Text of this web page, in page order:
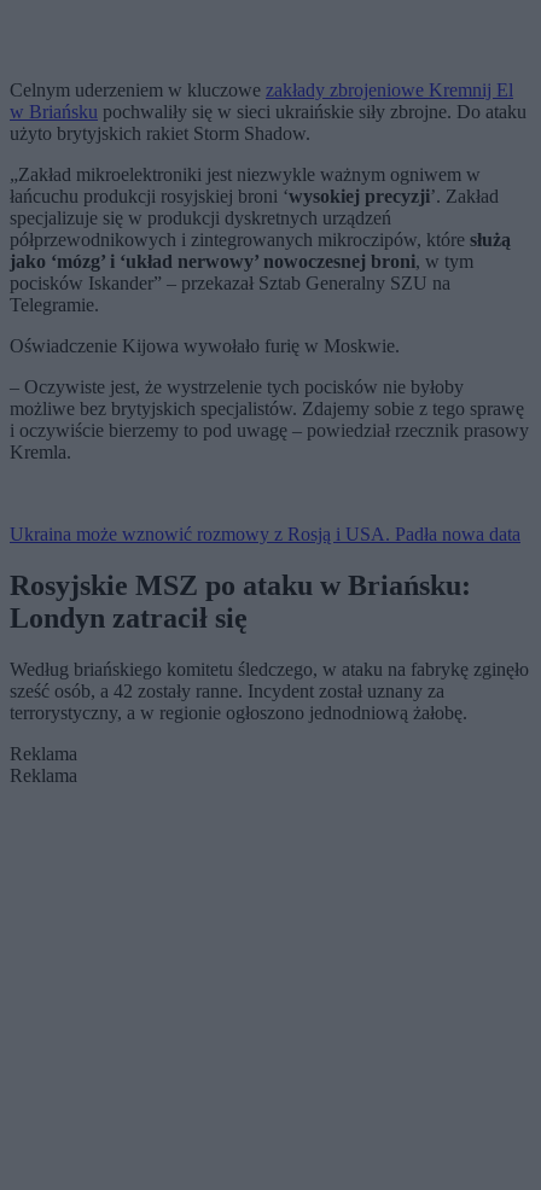
Celnym uderzeniem w kluczowe zakłady zbrojeniowe Kremnij El
w Briańsku pochwaliły się w sieci ukraińskie siły zbrojne. Do ataku
użyto brytyjskich rakiet Storm Shadow.
„Zakład mikroelektroniki jest niezwykle ważnym ogniwem w
łańcuchu produkcji rosyjskiej broni ‘wysokiej precyzji’. Zakład
specjalizuje się w produkcji dyskretnych urządzeń
półprzewodnikowych i zintegrowanych mikroczipów, które służą
jako ‘mózg’ i ‘układ nerwowy’ nowoczesnej broni, w tym
pocisków Iskander” – przekazał Sztab Generalny SZU na
Telegramie.
Oświadczenie Kijowa wywołało furię w Moskwie.
– Oczywiste jest, że wystrzelenie tych pocisków nie byłoby
możliwe bez brytyjskich specjalistów. Zdajemy sobie z tego sprawę
i oczywiście bierzemy to pod uwagę – powiedział rzecznik prasowy
Kremla.
Ukraina może wznowić rozmowy z Rosją i USA. Padła nowa data
Rosyjskie MSZ po ataku w Briańsku:
Londyn zatracił się
Według briańskiego komitetu śledczego, w ataku na fabrykę zginęło
sześć osób, a 42 zostały ranne. Incydent został uznany za
terrorystyczny, a w regionie ogłoszono jednodniową żałobę.
Reklama
Reklama